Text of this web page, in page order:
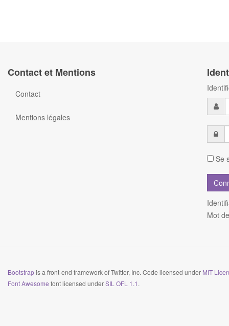
Contact et Mentions
Contact
Mentions légales
Se
Mot
Bootstrapis a front-end framework of Twitter, Inc. Code licensed under MIT
Font Awesome font licensed underSIL OFL 1.1 .